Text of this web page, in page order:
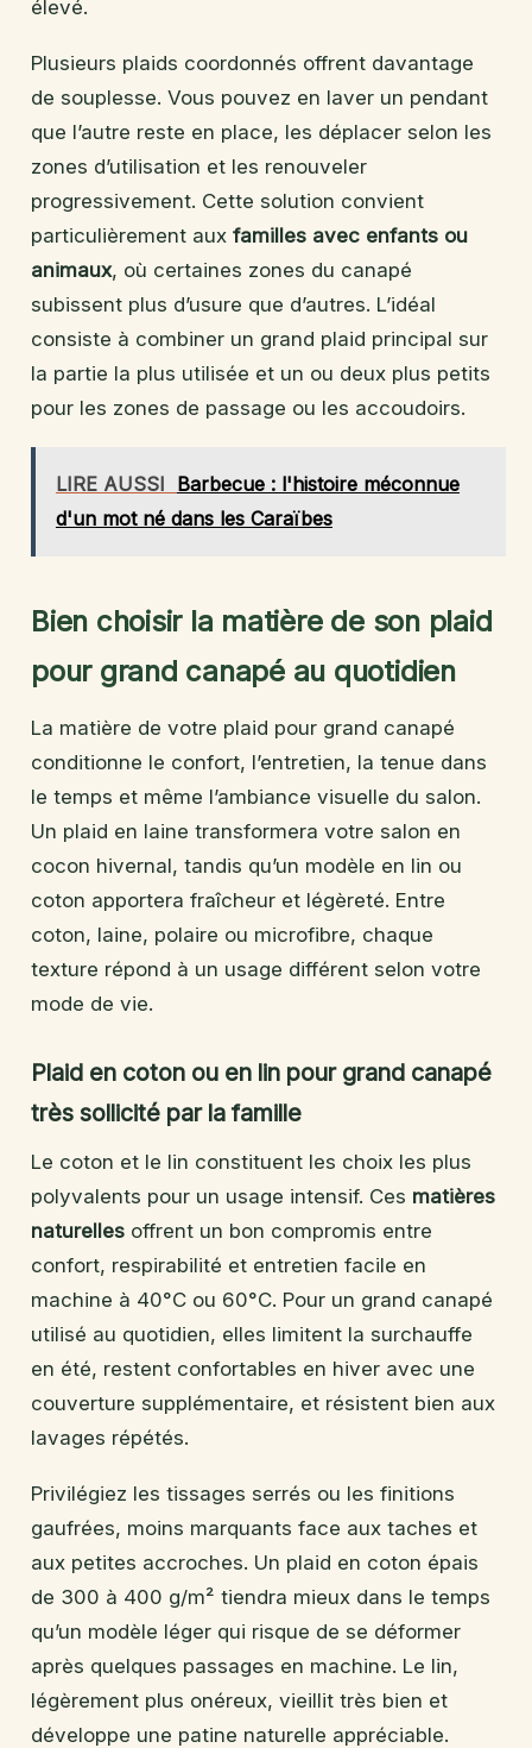
élevé.
Plusieurs plaids coordonnés offrent davantage
de souplesse. Vous pouvez en laver un pendant
que l’autre reste en place, les déplacer selon les
zones d’utilisation et les renouveler
progressivement. Cette solution convient
particulièrement aux familles avec enfants ou
animaux, où certaines zones du canapé
subissent plus d’usure que d’autres. L’idéal
consiste à combiner un grand plaid principal sur
la partie la plus utilisée et un ou deux plus petits
pour les zones de passage ou les accoudoirs.
LIRE AUSSI Barbecue : l'histoire méconnue
d'un mot né dans les Caraïbes
Bien choisir la matière de son plaid
pour grand canapé au quotidien
La matière de votre plaid pour grand canapé
conditionne le confort, l’entretien, la tenue dans
le temps et même l’ambiance visuelle du salon.
Un plaid en laine transformera votre salon en
cocon hivernal, tandis qu’un modèle en lin ou
coton apportera fraîcheur et légèreté. Entre
coton, laine, polaire ou microfibre, chaque
texture répond à un usage différent selon votre
mode de vie.
Plaid en coton ou en lin pour grand canapé
très sollicité par la famille
Le coton et le lin constituent les choix les plus
polyvalents pour un usage intensif. Ces matières
naturelles offrent un bon compromis entre
confort, respirabilité et entretien facile en
machine à 40°C ou 60°C. Pour un grand canapé
utilisé au quotidien, elles limitent la surchauffe
en été, restent confortables en hiver avec une
couverture supplémentaire, et résistent bien aux
lavages répétés.
Privilégiez les tissages serrés ou les finitions
gaufrées, moins marquants face aux taches et
aux petites accroches. Un plaid en coton épais
de 300 à 400 g/m² tiendra mieux dans le temps
qu’un modèle léger qui risque de se déformer
après quelques passages en machine. Le lin,
légèrement plus onéreux, vieillit très bien et
développe une patine naturelle appréciable.